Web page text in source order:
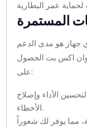
المستمرة
جهاز هو مدى الدعم
وان اكس بت الحصول
على:
الأداء وإصلاح
الأخطاء.
يوفر لك شعوراً